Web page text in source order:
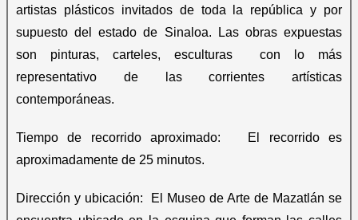
artistas plásticos invitados de toda la república y por
supuesto del estado de Sinaloa. Las obras expuestas
son pinturas, carteles, esculturas con lo más
representativo de las corrientes artísticas
contemporáneas.
Tiempo de recorrido aproximado: El recorrido es
aproximadamente de 25 minutos.
Dirección y ubicación: El Museo de Arte de Mazatlán se